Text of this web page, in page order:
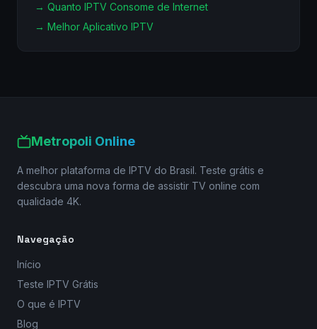
→ Quanto IPTV Consome de Internet
→ Melhor Aplicativo IPTV
Metropoli Online
A melhor plataforma de IPTV do Brasil. Teste grátis e
descubra uma nova forma de assistir TV online com
qualidade 4K.
Navegação
Início
Teste IPTV Grátis
O que é IPTV
Blog